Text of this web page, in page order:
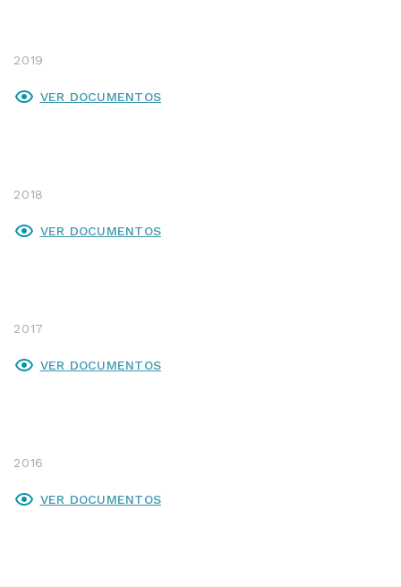
2019
VER DOCUMENTOS
2018
VER DOCUMENTOS
2017
VER DOCUMENTOS
2016
VER DOCUMENTOS